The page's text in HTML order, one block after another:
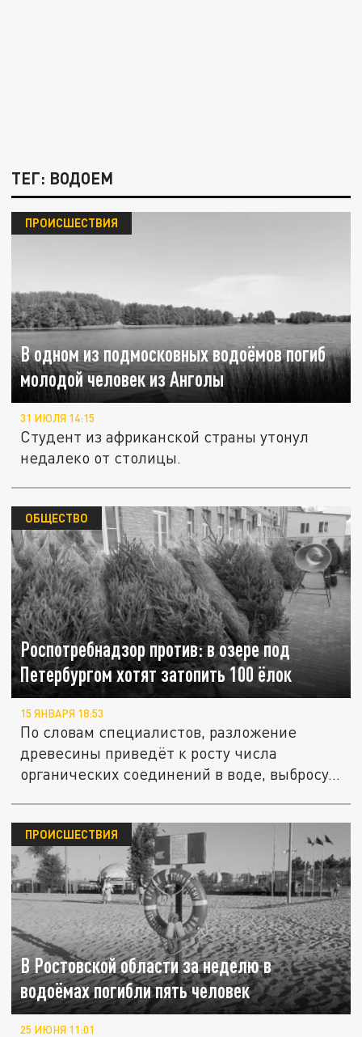
ТЕГ: ВОДОЕМ
В одном из подмосковных водоёмов погиб
молодой человек из Анголы
ПРОИСШЕСТВИЯ
31 ИЮЛЯ 14:15
Студент из африканской страны утонул
недалеко от столицы.
Роспотребнадзор против: в озере под
Петербургом хотят затопить 100 ёлок
ОБЩЕСТВО
15 ЯНВАРЯ 18:53
По словам специалистов, разложение
древесины приведёт к росту числа
органических соединений в воде, выбросу...
В Ростовской области за неделю в
водоёмах погибли пять человек
ПРОИСШЕСТВИЯ
25 ИЮНЯ 11:01